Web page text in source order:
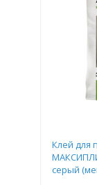
Клей для
серый